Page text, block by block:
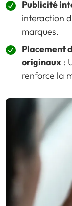
Publicité
interaction
marques.
Placement
originaux :
renforce la